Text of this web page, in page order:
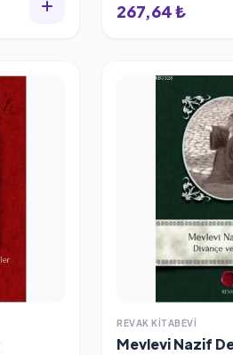
267,64 ₺
REVAK KITABEVI
Mevlevi Nazif